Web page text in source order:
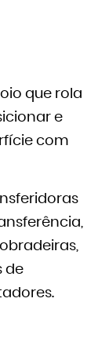
que rola
e
com
de